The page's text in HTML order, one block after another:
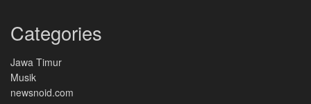
Categories
Jawa Timur
Musik
newsnoid.com